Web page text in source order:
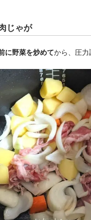
じゃが
に野菜を炒めてから、圧力